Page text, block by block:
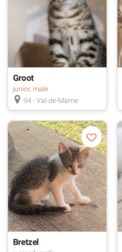
Groot
junior, male
94 - Val-de-Marne
Bretzel